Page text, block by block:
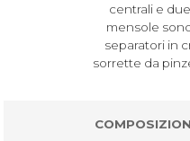
centrali e
mensole
separatori in
sorrette da